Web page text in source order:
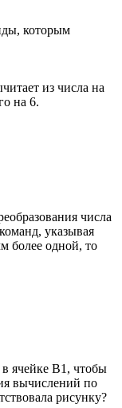
которым
из числа на
на 6.
числа
указывая
более одной, то
ячейке B1, чтобы
вычислений по
рисунку?